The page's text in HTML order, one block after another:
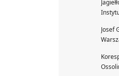
Josef